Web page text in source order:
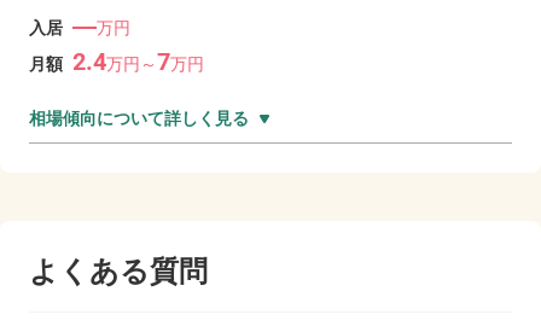
入居 ―万円
月額 2.4万円～7万円
相場傾向について詳しく見る
よくある質問